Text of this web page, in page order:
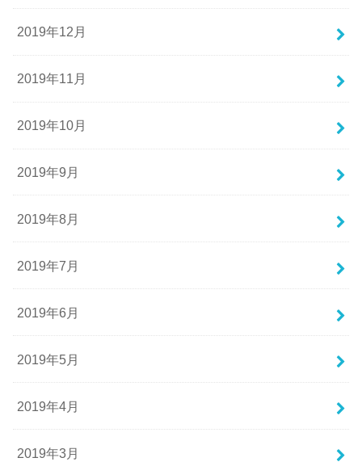
2019年12月
2019年11月
2019年10月
2019年9月
2019年8月
2019年7月
2019年6月
2019年5月
2019年4月
2019年3月